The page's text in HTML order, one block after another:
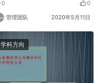
0 0
管理团队 2020年5月11日
学科方向